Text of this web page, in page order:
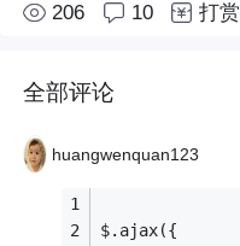
206 10 打赏
全部评论
huangwenquan123
$.ajax({